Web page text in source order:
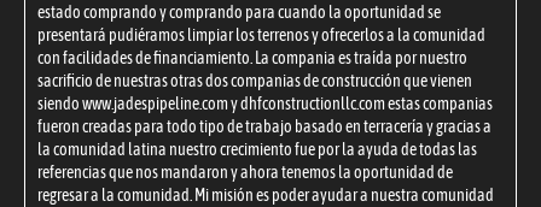
estado comprando y comprando para cuando la oportunidad se
presentará pudiéramos limpiar los terrenos y ofrecerlos a la comunidad
con facilidades de financiamiento. La compania es traída por nuestro
sacrificio de nuestras otras dos companias de construcción que vienen
siendowww.jadespipeline.comydhfconstructionllc.comestas companias
fueron creadas para todo tipo de trabajo basado en terracería y gracias a
la comunidad latina nuestro crecimiento fue por la ayuda de todas las
referencias que nos mandaron y ahora tenemos la oportunidad de
regresar a la comunidad. Mi misión es poder ayudar a nuestra comunidad